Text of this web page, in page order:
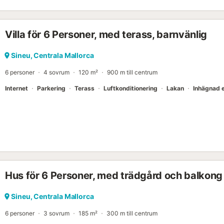
över 30 år) på begäran och med särskild deposition.
smådjur. Det får du inte missa. Dina barn kommer att bli förtjusta.
Villa för 6 Personer, med terass, barnvänlig
Sineu, Centrala Mallorca
6 personer 4 sovrum 120 m² 900 m till centrum
Internet Parkering Terass Luftkonditionering Lakan Inhägnad
Hus för 6 Personer, med trädgård och balkong
Sineu, Centrala Mallorca
6 personer 3 sovrum 185 m² 300 m till centrum